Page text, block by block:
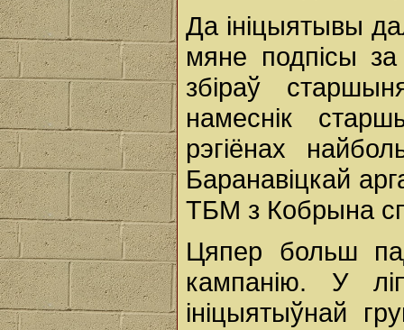
Да ініцыятывы
мяне подпісы
збіраў
намеснік
рэгіёнах
Баранавіцкай
ТБМ з Кобрына
Цяпер больш
кампанію. У
ініцыятыўнай